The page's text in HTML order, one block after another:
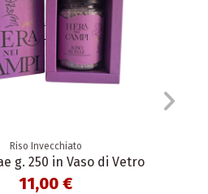
Riso Invecchiato
g. 250 in Vaso di Vetro
11,00 €